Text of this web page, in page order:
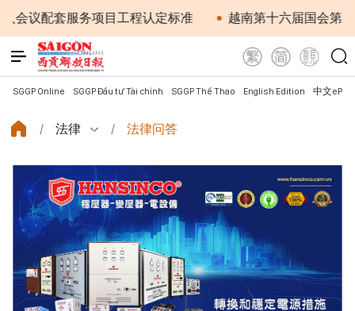
务项目工程认定标准 越南第十六届国会第一次非常规会
SGGP Online SGGP Đầu tư Tài chính SGGP Thể Thao English Edition 中文
法律 法律问答